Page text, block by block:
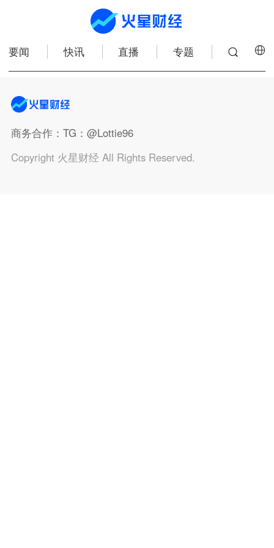
要闻 快讯 直播 专题
商务合作：TG：@Lottie96
Copyright 火星财经 All Rights Reserved.